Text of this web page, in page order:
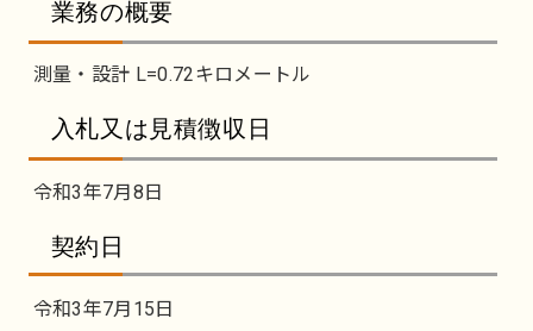
業務の概要
測量・設計 L=0.72キロメートル
入札又は見積徴収日
令和3年7月8日
契約日
令和3年7月15日